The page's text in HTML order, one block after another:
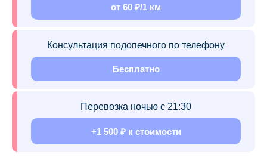
от 60 ₽/1 км
Консультация подопечного по телефону
Бесплатно
Перевозка ночью с 21:30
+1 500 ₽ к стоимости